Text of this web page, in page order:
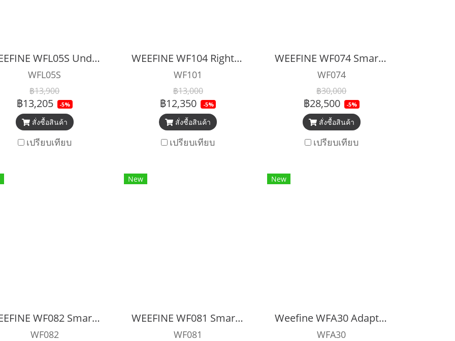
WEEFINE WFL05S Underwater Achromatic Close-up Lens +13 ( With M67 Adapter )
WFL05S
฿13,900
฿13,205 -5%
สั่งซื้อสินค้า
เปรียบเทียบ
WEEFINE WF104 Right Light 3000 Pro
WF101
฿13,000
฿12,350 -5%
สั่งซื้อสินค้า
เปรียบเทียบ
WEEFINE WF074 Smart Focus 10000 Video Diving Light
WF074
฿30,000
฿28,500 -5%
สั่งซื้อสินค้า
เปรียบเทียบ
WEEFINE WF082 Smart Focus 5000 Video Diving Light
WF082
New
WEEFINE WF081 Smart Focus 7000 Video Diving Light
WF081
New
Weefine WFA30 Adapter 52(M) mm-67mm (F)
WFA30